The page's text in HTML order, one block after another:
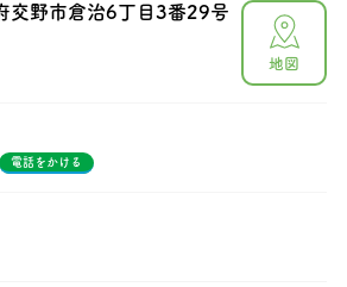
野市倉治6丁目3番29号
地図
電話をかける